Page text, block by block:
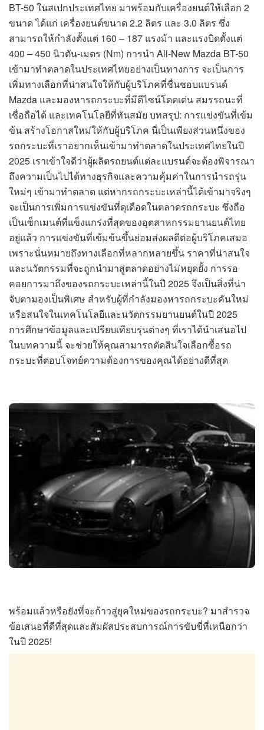
BT-50 ในสเปกประเทศไทย มาพร้อมกับเครื่องยนต์ให้เลือก 2
ขนาด ได้แก่ เครื่องยนต์ขนาด 2.2 ลิตร และ 3.0 ลิตร ซึ่ง
สามารถให้กำลังตั้งแต่ 160 – 187 แรงม้า และแรงบิดตั้งแต่
400 – 450 นิวตัน-เมตร (Nm) การนำ All-New Mazda BT-50
เข้ามาทำตลาดในประเทศไทยอย่างเป็นทางการ จะเป็นการ
เพิ่มทางเลือกที่น่าสนใจให้กับผู้บริโภคที่ชื่นชอบแบรนด์
Mazda และมองหารถกระบะที่มีดีไซน์โดดเด่น สมรรถนะที่
เชื่อถือได้ และเทคโนโลยีที่ทันสมัย บทสรุป: การแข่งขันที่เข้ม
ข้น สร้างโอกาสใหม่ให้กับผู้บริโภค นี่เป็นเพียงส่วนหนึ่งของ
รถกระบะที่เราอยากเห็นเข้ามาทำตลาดในประเทศไทยในปี
2025 เราเข้าใจดีว่าผู้ผลิตรถยนต์แต่ละแบรนด์จะต้องพิจารณา
ถึงความเป็นไปได้ทางธุรกิจและความคุ้มค่าในการนำรถรุ่น
ใหม่ๆ เข้ามาทำตลาด แต่หากรถกระบะเหล่านี้ได้เข้ามาจริงๆ
จะเป็นการเพิ่มการแข่งขันที่ดุเดือดในตลาดรถกระบะ ซึ่งถือ
เป็นเซ็กเมนต์ที่แข็งแกร่งที่สุดของอุตสาหกรรมยานยนต์ไทย
อยู่แล้ว การแข่งขันที่เข้มข้นขึ้นย่อมส่งผลดีต่อผู้บริโภคเสมอ
เพราะนั่นหมายถึงทางเลือกที่หลากหลายขึ้น ราคาที่น่าสนใจ
และนวัตกรรมที่จะถูกนำมาสู่ตลาดอย่างไม่หยุดยั้ง การรอ
คอยการมาถึงของรถกระบะเหล่านี้ในปี 2025 จึงเป็นสิ่งที่น่า
จับตามองเป็นพิเศษ สำหรับผู้ที่กำลังมองหารถกระบะคันใหม่
หรือสนใจในเทคโนโลยีและนวัตกรรมยานยนต์ในปี 2025
การศึกษาข้อมูลและเปรียบเทียบรุ่นต่างๆ ที่เราได้นำเสนอไป
ในบทความนี้ จะช่วยให้คุณสามารถตัดสินใจเลือกซื้อรถ
กระบะที่ตอบโจทย์ความต้องการของคุณได้อย่างดีที่สุด
พร้อมแล้วหรือยังที่จะก้าวสู่ยุคใหม่ของรถกระบะ? มาสำรวจ
ข้อเสนอที่ดีที่สุดและสัมผัสประสบการณ์การขับขี่ที่เหนือกว่า
ในปี 2025!